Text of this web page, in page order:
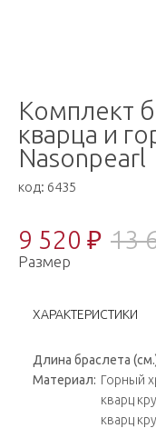
Комплект
кварца и
Nasonpearl
код: 6435
9 520 ₽ 13
Размер
ХАРАКТЕРИСТИКИ
Длина браслета
Материал: Горный
кварц
кварц